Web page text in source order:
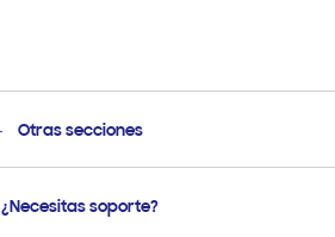
Otras secciones
Soporte
¿Necesitas soporte?